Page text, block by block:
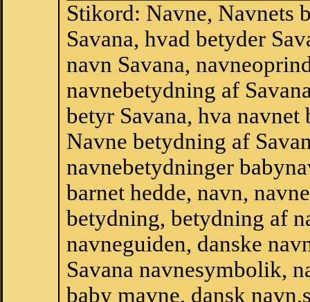
Stikord: Navne, Navnets
Savana, hvad betyder
navn Savana,
navnebetydning af
betyr Savana, hva
Navne betydning af
navnebetydninger
barnet hedde, navn,
betydning, betydning af
navneguiden, danske
Savana navnesymbolik,
baby mavne, dansk